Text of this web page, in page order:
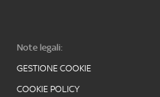
Note legali:
GESTIONE COOKIE
COOKIE POLICY